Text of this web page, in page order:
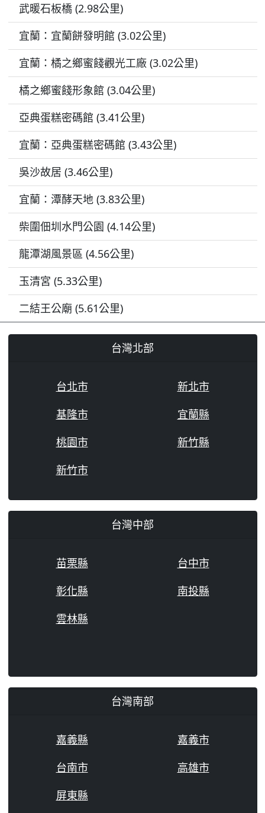
武暖石板橋 (2.98公里)
宜蘭：宜蘭餅發明館 (3.02公里)
宜蘭：橘之鄉蜜餞觀光工廠 (3.02公里)
橘之鄉蜜餞形象館 (3.04公里)
亞典蛋糕密碼館 (3.41公里)
宜蘭：亞典蛋糕密碼館 (3.43公里)
吳沙故居 (3.46公里)
宜蘭：潭酵天地 (3.83公里)
柴圍佃圳水門公園 (4.14公里)
龍潭湖風景區 (4.56公里)
玉清宮 (5.33公里)
二結王公廟 (5.61公里)
台灣北部
台北市
新北市
基隆市
宜蘭縣
桃園市
新竹縣
新竹市
台灣中部
苗栗縣
台中市
彰化縣
南投縣
雲林縣
台灣南部
嘉義縣
嘉義市
台南市
高雄市
屏東縣